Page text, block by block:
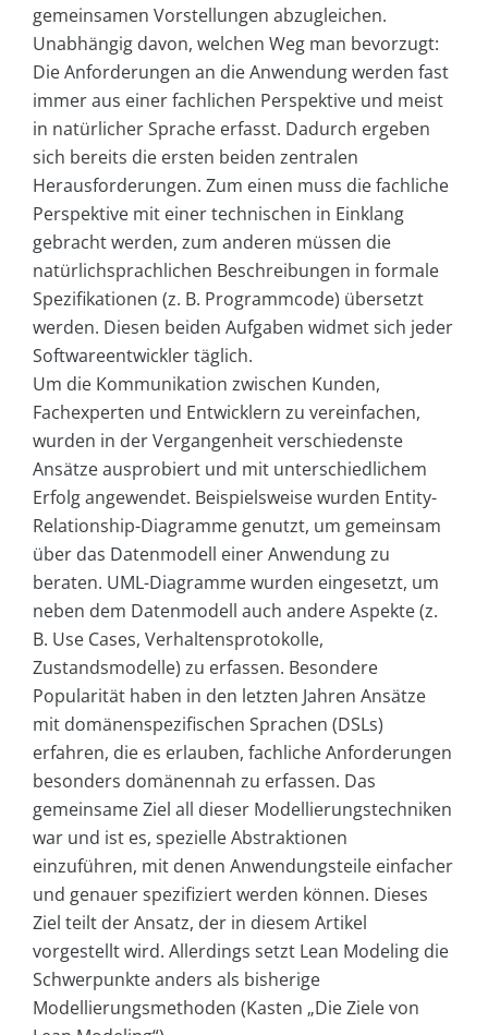
gemeinsamen Vorstellungen abzugleichen.
Unabhängig davon, welchen Weg man bevorzugt:
Die Anforderungen an die Anwendung werden fast
immer aus einer fachlichen Perspektive und meist
in natürlicher Sprache erfasst. Dadurch ergeben
sich bereits die ersten beiden zentralen
Herausforderungen. Zum einen muss die fachliche
Perspektive mit einer technischen in Einklang
gebracht werden, zum anderen müssen die
natürlichsprachlichen Beschreibungen in formale
Spezifikationen (z. B. Programmcode) übersetzt
werden. Diesen beiden Aufgaben widmet sich jeder
Softwareentwickler täglich.
Um die Kommunikation zwischen Kunden,
Fachexperten und Entwicklern zu vereinfachen,
wurden in der Vergangenheit verschiedenste
Ansätze ausprobiert und mit unterschiedlichem
Erfolg angewendet. Beispielsweise wurden Entity-
Relationship-Diagramme genutzt, um gemeinsam
über das Datenmodell einer Anwendung zu
beraten. UML-Diagramme wurden eingesetzt, um
neben dem Datenmodell auch andere Aspekte (z.
B. Use Cases, Verhaltensprotokolle,
Zustandsmodelle) zu erfassen. Besondere
Popularität haben in den letzten Jahren Ansätze
mit domänenspezifischen Sprachen (DSLs)
erfahren, die es erlauben, fachliche Anforderungen
besonders domänennah zu erfassen. Das
gemeinsame Ziel all dieser Modellierungstechniken
war und ist es, spezielle Abstraktionen
einzuführen, mit denen Anwendungsteile einfacher
und genauer spezifiziert werden können. Dieses
Ziel teilt der Ansatz, der in diesem Artikel
vorgestellt wird. Allerdings setzt Lean Modeling die
Schwerpunkte anders als bisherige
Modellierungsmethoden (Kasten „Die Ziele von